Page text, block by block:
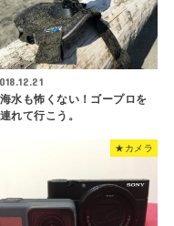
水も怖くない！ゴープロを
れて行こう。
★カメラ